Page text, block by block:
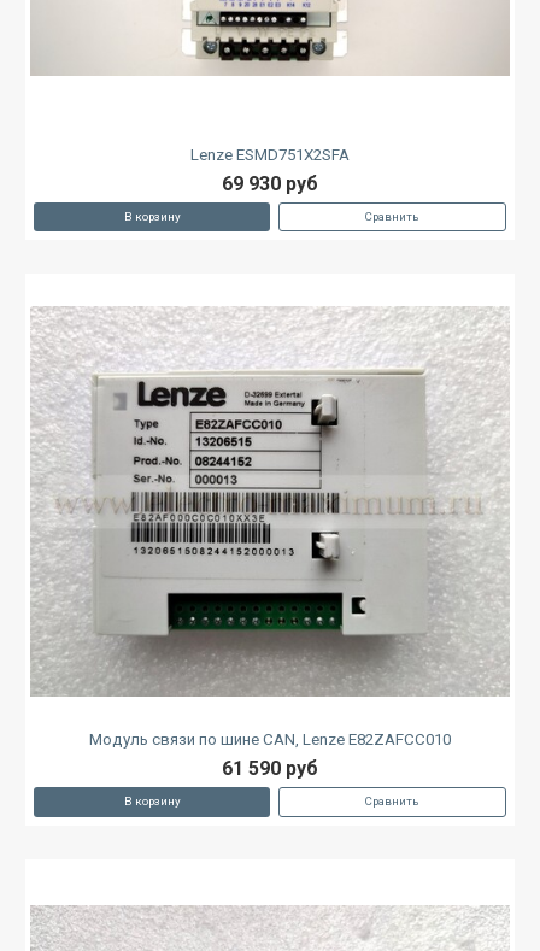
Lenze ESMD751X2SFA
69 930 руб
В корзину Сравнить
Модуль связи по шине CAN, Lenze E82ZAFCC010
61 590 руб
В корзину Сравнить